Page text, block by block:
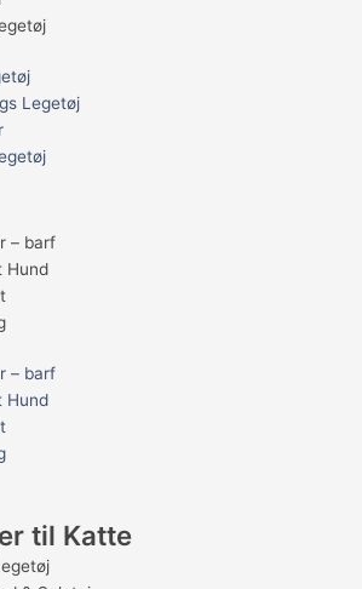
Legetøj
– barf
Hund
– barf
Hund
til Katte